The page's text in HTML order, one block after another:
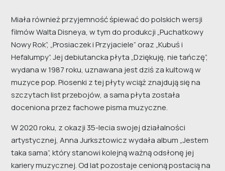
Miała również przyjemność śpiewać do polskich wersji
filmów Walta Disneya, w tym do produkcji „Puchatkowy
Nowy Rok”, „Prosiaczek i Przyjaciele” oraz „Kubuś i
Hefalumpy”. Jej debiutancka płyta „Dziękuję, nie tańczę”,
wydana w 1987 roku, uznawana jest dziś za kultową w
muzyce pop. Piosenki z tej płyty wciąż znajdują się na
szczytach list przebojów, a sama płyta została
doceniona przez fachowe pisma muzyczne.
W 2020 roku, z okazji 35-lecia swojej działalności
artystycznej, Anna Jurksztowicz wydała album „Jestem
taka sama”, który stanowi kolejną ważną odsłonę jej
kariery muzycznej. Od lat pozostaje cenioną postacią na